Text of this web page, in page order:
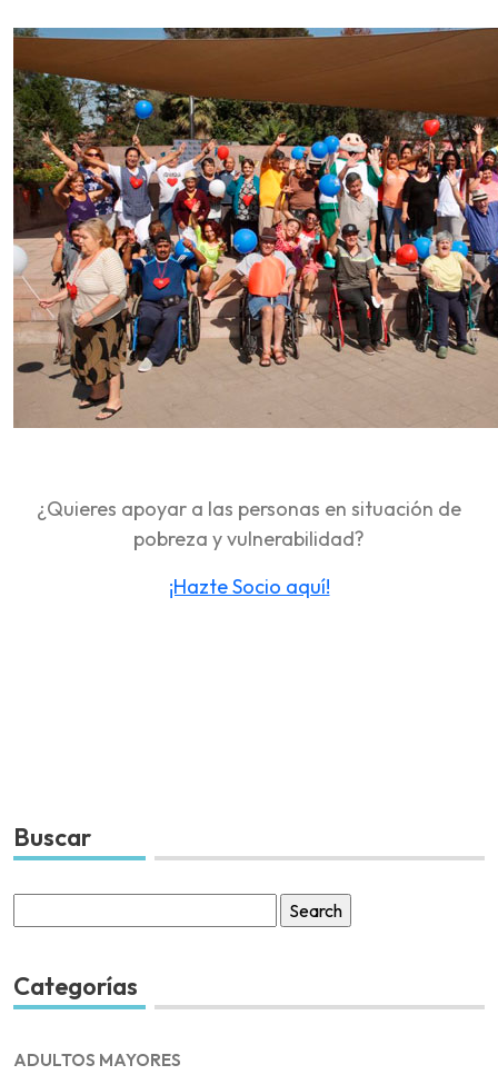
¿Quieres apoyar a las personas en situación de
pobreza y vulnerabilidad?
¡Hazte Socio aquí!
Buscar
for:
Categorías
ADULTOS MAYORES